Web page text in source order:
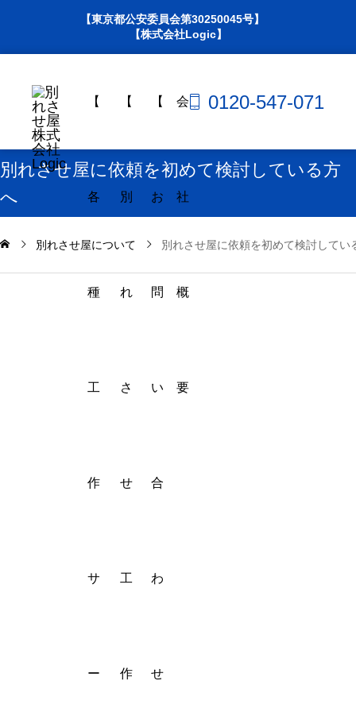
【東京都公安委員会第30250045号】
【株式会社Logic】
【
各
種
工
作
サ
ー
【
別
れ
さ
せ
工
作
【
お
問
い
合
わ
せ
会
社
概
要
0120-547-071
別れさせ屋に依頼を初めて検討している方
へ
別れさせ屋について 別れさせ屋に依頼を初めて検討してい